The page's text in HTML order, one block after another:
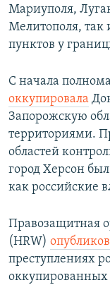
Мариуполя,
Мелитополя, так
пунктов у
С начала
оккупировала
Запорожскую
территориями.
областей
город Херсон
как российские
Правозащитная
(HRW)
преступлениях
оккупированных